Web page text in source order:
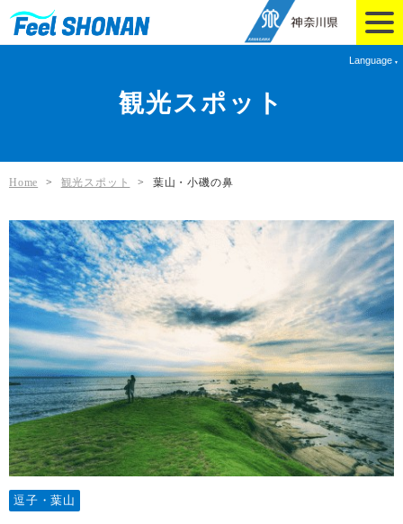
Language
観光スポット
Home > 観光スポット > 葉山・小磯の鼻
逗子・葉山